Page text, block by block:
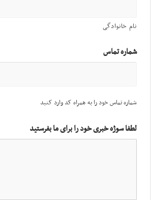
نام خانوادگی
شماره تماس
شماره تماس خود را به همراه کد وارد کنید
لطفا سوژه خبری خود را برای ما بفرستید